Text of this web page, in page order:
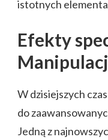
istotnych
Efekty
W dzisiejszych
do
Jedną z